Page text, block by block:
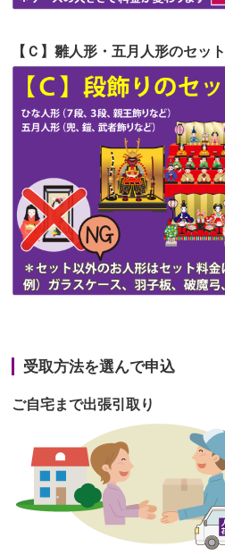
第50回人形供養祭令和4年
第49回人形供養祭令和4年1
第48回人形供養祭令和3年
第47回人形供養祭 令和3年
第46回人形供養祭 令和3年
第45回人形供養祭令和3年
第44回人形供養祭令和3年6
第43回人形供養祭令和3年
第39回人形供養祭令和2年
第38回人形供養祭 令和2年
第37回人形供養祭 令和2年
第36回人形供養祭 令和2年
【Ｃ】雛人形・五月人形のセット
受取方法を選んで申込
ご自宅まで出張引取り